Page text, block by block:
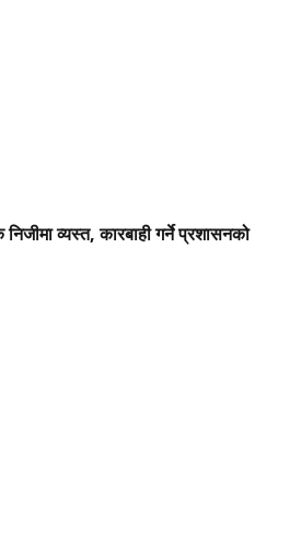
व्यस्त, कारबाही गर्ने प्रशासनको